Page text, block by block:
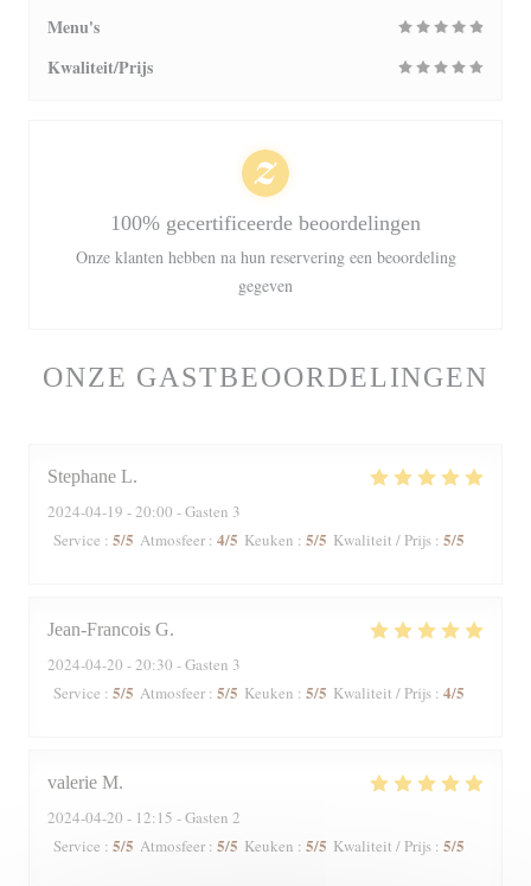
ONZE GASTBEOORDELINGEN
Stephane L
2024-04-19 - 20:00 - Gasten 3
Service : 5/5 Atmosfeer : 4/5 Keuken : 5/5 Kwaliteit / Prijs : 5/5
Jean-Francois G
2024-04-20 - 20:30 - Gasten 3
Service : 5/5 Atmosfeer : 5/5 Keuken : 5/5 Kwaliteit / Prijs : 4/5
valerie M
2024-04-20 - 12:15 - Gasten 2
Service : 5/5 Atmosfeer : 5/5 Keuken : 5/5 Kwaliteit / Prijs : 5/5
Menu's
Kwaliteit/Prijs
100% gecertificeerde beoordelingen
Onze klanten hebben na hun reservering een beoordeling
gegeven